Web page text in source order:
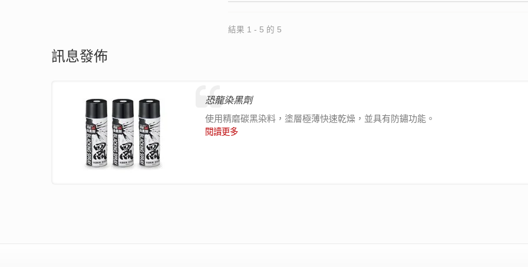
結果 1 - 5 的 5
訊息發佈
恐龍染黑劑
使用精磨碳黑染料，塗層極薄快速乾燥，並具有防鏽功能。
閱讀更多